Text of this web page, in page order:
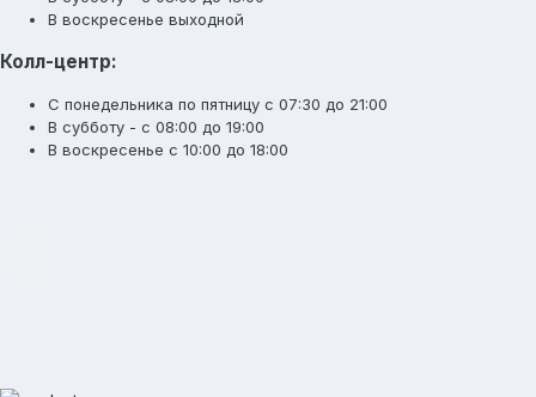
В воскресенье выходной
Колл-центр:
С понедельника по пятницу с 07:30 до 21:00
В субботу - с 08:00 до 19:00
В воскресенье с 10:00 до 18:00